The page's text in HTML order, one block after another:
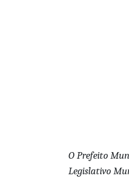
O Prefeito
Legislativo